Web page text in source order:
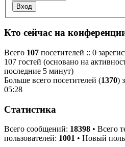
Кто сейчас на
Всего 107 посетителей :: 0
107 гостей (основано на
последние 5 минут)
Больше всего посетителей (1370)
05:28
Статистика
Всего сообщений: 18398 • Всего
пользователей: 1001 • Новый